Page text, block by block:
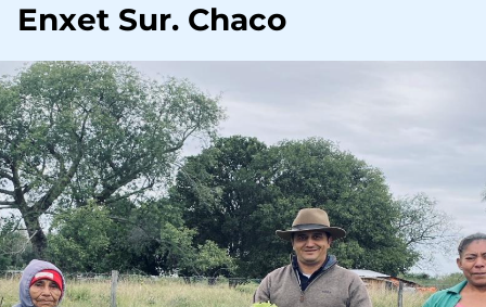
Enxet Sur. Chaco